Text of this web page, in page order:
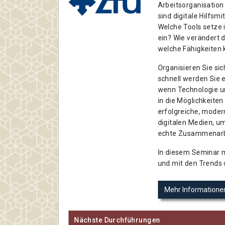
Arbeitsorganisation
sind digitale
Welche Tools
ein? Wie verändert
welche Fähigkeiten
Organisieren Sie
schnell werden Sie
wenn Technologie
in die
erfolgreiche,
digitalen Medien,
echte
In diesem Seminar
und mit den Trends
Mehr
Nächste Durchführungen